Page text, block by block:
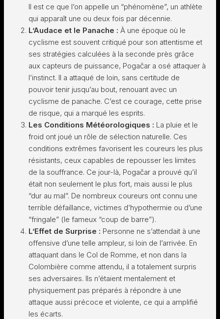
Il est ce que l’on appelle un “phénomène”, un athlète
qui apparaît une ou deux fois par décennie.
L’Audace et le Panache : À une époque où le
cyclisme est souvent critiqué pour son attentisme et
ses stratégies calculées à la seconde près grâce
aux capteurs de puissance, Pogačar a osé attaquer à
l’instinct. Il a attaqué de loin, sans certitude de
pouvoir tenir jusqu’au bout, renouant avec un
cyclisme de panache. C’est ce courage, cette prise
de risque, qui a marqué les esprits.
Les Conditions Météorologiques : La pluie et le
froid ont joué un rôle de sélection naturelle. Ces
conditions extrêmes favorisent les coureurs les plus
résistants, ceux capables de repousser les limites
de la souffrance. Ce jour-là, Pogačar a prouvé qu’il
était non seulement le plus fort, mais aussi le plus
“dur au mal”. De nombreux coureurs ont connu une
terrible défaillance, victimes d’hypothermie ou d’une
“fringale” (le fameux “coup de barre”).
L’Effet de Surprise : Personne ne s’attendait à une
offensive d’une telle ampleur, si loin de l’arrivée. En
attaquant dans le Col de Romme, et non dans la
Colombière comme attendu, il a totalement surpris
ses adversaires. Ils n’étaient mentalement et
physiquement pas préparés à répondre à une
attaque aussi précoce et violente, ce qui a amplifié
les écarts.